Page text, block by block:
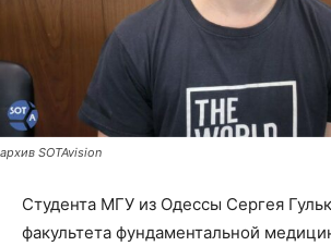
архив SOTAvision
Студента МГУ из Одессы Сергея
факультета фундаментальной